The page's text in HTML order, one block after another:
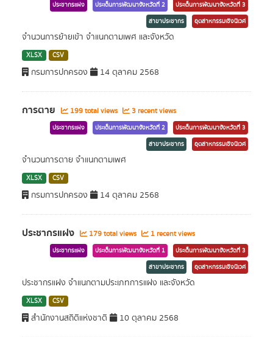
ประชากรแฝง ประเด็นการพัฒนาจังหวัดที่ 2
ประเด็นการพัฒนาจังหวัดที่ 3
สาขาประชากร
อุตสาหกรรมเชิงนิเวศ
จำนวนการย้ายเข้า จำแนกตามเพศ และจังหวัด
XLSX CSV
กรมการปกครอง 14 ตุลาคม 2568
การตาย 199 total views 3 recent views
ประชากรแฝง ประเด็นการพัฒนาจังหวัดที่ 2
ประเด็นการพัฒนาจังหวัดที่ 3
สาขาประชากร
อุตสาหกรรมเชิงนิเวศ
จำนวนการตาย จำแนกตามเพศ
XLSX CSV
กรมการปกครอง 14 ตุลาคม 2568
ประชากรแฝง 179 total views 1 recent views
ประชากรแฝง ประเด็นการพัฒนาจังหวัดที่ 1
ประเด็นการพัฒนาจังหวัดที่ 3
สาขาประชากร
อุตสาหกรรมเชิงนิเวศ
ประชากรแฝง จำแนกตามประเภทการแฝง และจังหวัด
XLSX CSV
สำนักงานสถิติแห่งชาติ 10 ตุลาคม 2568